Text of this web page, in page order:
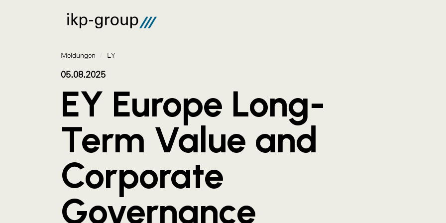
Meldungen / EY
05.08.2025
EY Europe Long-
Term Value and
Corporate
Governance